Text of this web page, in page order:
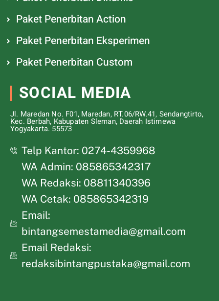
Paket Penerbitan Action
Paket Penerbitan Eksperimen
Paket Penerbitan Custom
SOCIAL MEDIA
Jl. Maredan No. F01, Maredan, RT.06/RW.41, Sendangtirto,
Kec. Berbah, Kabupaten Sleman, Daerah Istimewa
Yogyakarta. 55573
Telp Kantor: 0274-4359968
WA Admin: 085865342317
WA Redaksi: 08811340396
WA Cetak: 085865342319
Email:
bintangsemestamedia@gmail.com
Email Redaksi:
redaksibintangpustaka@gmail.com